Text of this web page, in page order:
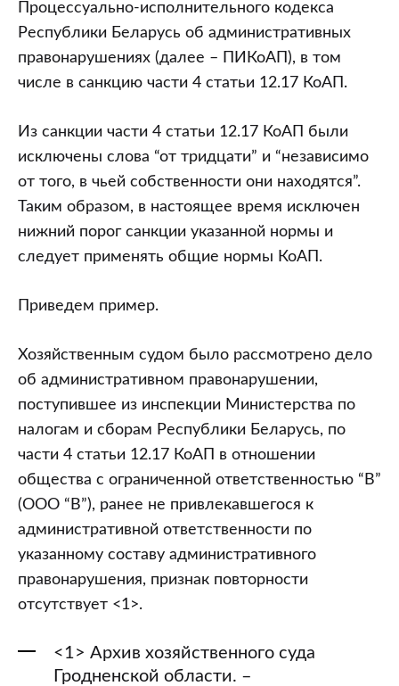
без
документов
Процессуально-исполнительного кодекса
Республики Беларусь об административных
правонарушениях (далее – ПИКоАП), в том
числе в санкцию части 4 статьи 12.17 КоАП.
Из санкции части 4 статьи 12.17 КоАП были
исключены слова “от тридцати” и “независимо
от того, в чьей собственности они находятся”.
Таким образом, в настоящее время исключен
нижний порог санкции указанной нормы и
следует применять общие нормы КоАП.
Приведем пример.
Хозяйственным судом было рассмотрено дело
об административном правонарушении,
поступившее из инспекции Министерства по
налогам и сборам Республики Беларусь, по
части 4 статьи 12.17 КоАП в отношении
общества с ограниченной ответственностью “В”
(ООО “В”), ранее не привлекавшегося к
административной ответственности по
указанному составу административного
правонарушения, признак повторности
отсутствует <1>.
<1> Архив хозяйственного суда
Гродненской области. –